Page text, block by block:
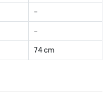
–
–
74 cm